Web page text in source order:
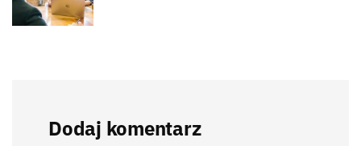
Dodaj komentarz